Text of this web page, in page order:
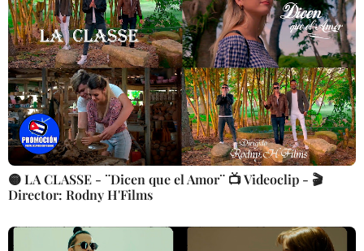
🟡 LA CLASSE - ¨Dicen que el Amor¨ 📺 Videoclip - 🎬
Director: Rodny H'Films